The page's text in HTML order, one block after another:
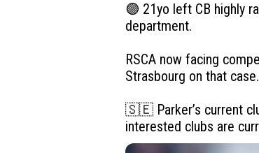
🟣 21yo left CB highly
department.
RSCA now facing
Strasbourg on that case.
🇸🇪 Parker’s current
interested clubs are